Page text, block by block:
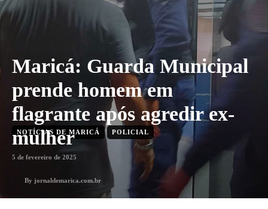
Maricá: Guarda Municipal
prende homem em
flagrante após agredir ex-
mulher
NOTÍCIAS DE MARICÁ POLICIAL
5 de fevereiro de 2025
By jornaldemarica.com.br